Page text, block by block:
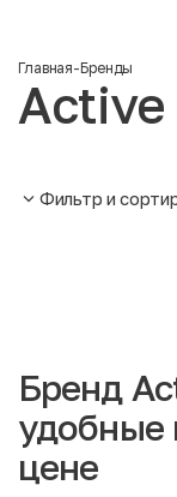
Главная-Бренды
Active
Фильтр и
Бренд
удобные
цене